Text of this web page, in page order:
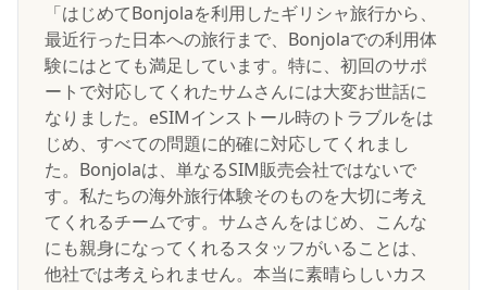
「はじめてBonjolaを利用したギリシャ旅行から、
最近行った日本への旅行まで、Bonjolaでの利用体
験にはとても満足しています。特に、初回のサポ
ートで対応してくれたサムさんには大変お世話に
なりました。eSIMインストール時のトラブルをは
じめ、すべての問題に的確に対応してくれまし
た。Bonjolaは、単なるSIM販売会社ではないで
す。私たちの海外旅行体験そのものを大切に考え
てくれるチームです。サムさんをはじめ、こんな
にも親身になってくれるスタッフがいることは、
他社では考えられません。本当に素晴らしいカス